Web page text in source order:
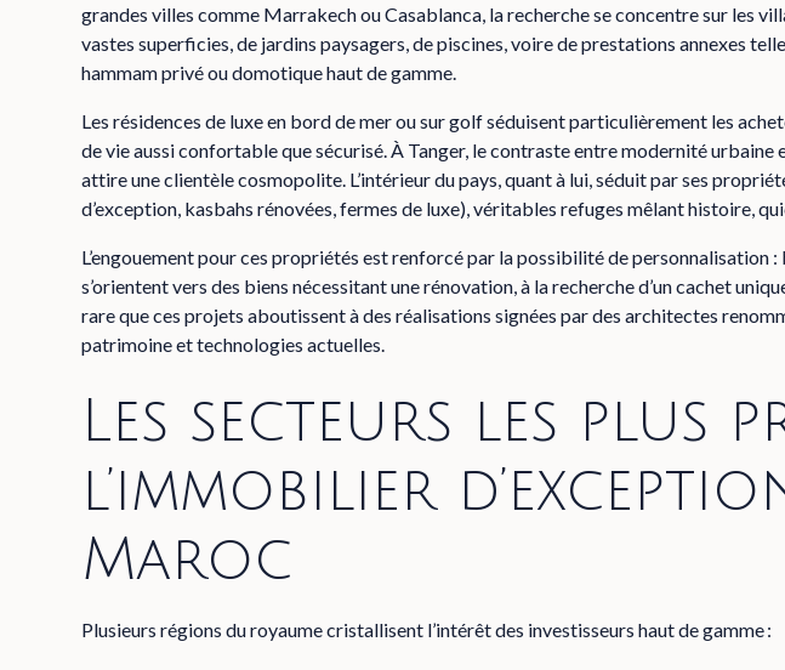
grandes villes comme Marrakech ou Casablanca, la recherche se concentre sur les
vastes superficies, de jardins paysagers, de piscines, voire de prestations annexes
hammam privé ou domotique haut de gamme.
Les résidences de luxe en bord de mer ou sur golf séduisent particulièrement les
de vie aussi confortable que sécurisé. À Tanger, le contraste entre modernité urbaine
attire une clientèle cosmopolite. L’intérieur du pays, quant à lui, séduit par ses
d’exception, kasbahs rénovées, fermes de luxe), véritables refuges mêlant histoire,
L’engouement pour ces propriétés est renforcé par la possibilité de personnalisation :
s’orientent vers des biens nécessitant une rénovation, à la recherche d’un cachet
rare que ces projets aboutissent à des réalisations signées par des architectes
patrimoine et technologies actuelles.
Les secteurs les plus
l’immobilier
Maroc
Plusieurs régions du royaume cristallisent l’intérêt des investisseurs haut de gamme :